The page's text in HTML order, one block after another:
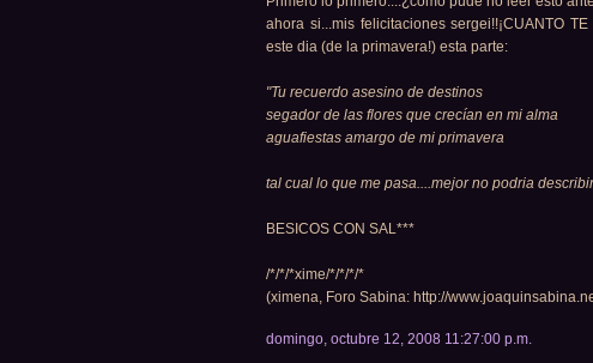
ahora si...mis felicitaciones sergei!!¡CUANTO
este dia (de la primavera!) esta parte:
"Tu recuerdo asesino de destinos
segador de las flores que crecían en mi alma
aguafiestas amargo de mi primavera
tal cual lo que me pasa....mejor no podria
BESICOS CON SAL***
/*/*/*xime/*/*/*/*
(ximena, Foro Sabina: http://
domingo, octubre 12, 2008 11:27:00 p.m.